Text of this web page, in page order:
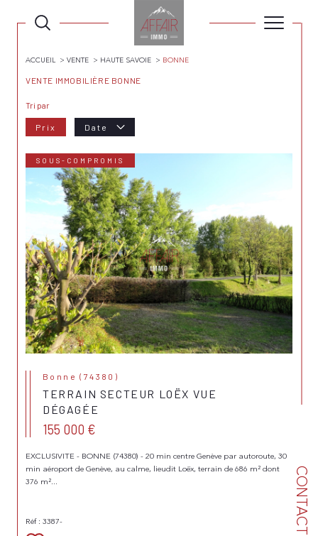
CONTACT
ACCUEIL VENTE HAUTE SAVOIE BONNE
VENTE IMMOBILIÈRE BONNE
Tri par
Prix Date
SOUS-COMPROMIS
Bonne (74380)
TERRAIN SECTEUR LOËX VUE
DÉGAGÉE
155 000 €
EXCLUSIVITE - BONNE (74380) - 20 min centre Genève par autoroute, 30
min aéroport de Genève, au calme, lieudit Loëx, terrain de 686 m² dont
376 m²...
Réf : 3387-